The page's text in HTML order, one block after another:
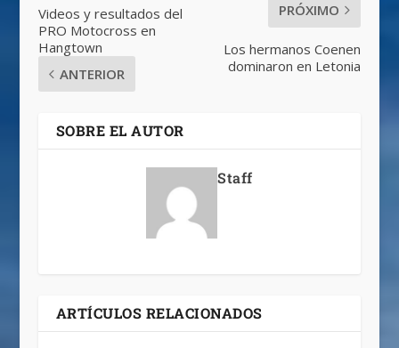
Videos y resultados del
PRO Motocross en
Hangtown
ANTERIOR
PRÓXIMO
Los hermanos Coenen
dominaron en Letonia
SOBRE EL AUTOR
Staff
ARTÍCULOS RELACIONADOS